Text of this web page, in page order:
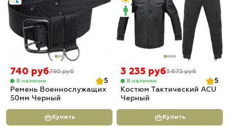
740 руб795 руб
В наличии
5
Ремень Военнослужащих
50мм Черный
Купить
3 235 руб3 675 руб
В наличии
5
Костюм Тактический ACU
Черный
Купить